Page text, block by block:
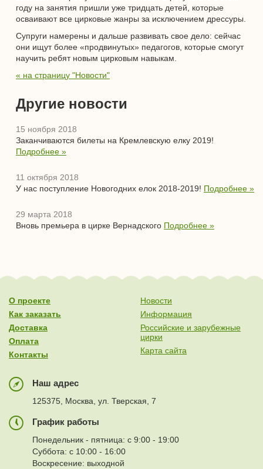
году на занятия пришли уже тридцать детей, которые
осваивают все цирковые жанры за исключением дрессуры.
Супруги намерены и дальше развивать свое дело: сейчас
они ищут более «продвинутых» педагогов, которые смогут
научить ребят новым цирковым навыкам.
« на страницу "Новости"
Другие новости
15 ноября 2018
Заканчиваются билеты на Кремлевскую елку 2019!
Подробнее »
11 октября 2018
У нас поступление Новогодних елок 2018-2019! Подробнее »
29 марта 2018
Вновь премьера в цирке Вернадского Подробнее »
О проекте
Как заказать
Доставка
Оплата
Контакты
Новости
Информация
Российские и зарубежные
цирки
Карта сайта
Наш адрес
125375, Москва, ул. Тверская, 7
График работы
Понедельник - пятница: с 9:00 - 19:00
Суббота: с 10:00 - 16:00
Воскресение: выходной